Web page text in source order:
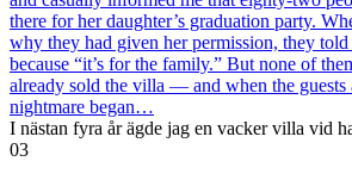
there for her daughter’s graduation party.
why they had given her permission, they told
because “it’s for the family.” But none of
already sold the villa — and when the guests
nightmare began…
I nästan fyra år ägde jag en vacker villa vid
03